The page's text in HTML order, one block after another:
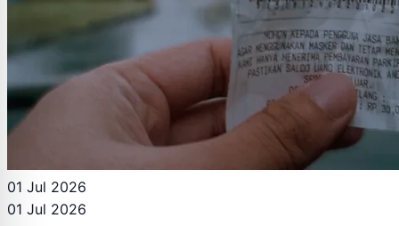
01 Jul 2026
01 Jul 2026